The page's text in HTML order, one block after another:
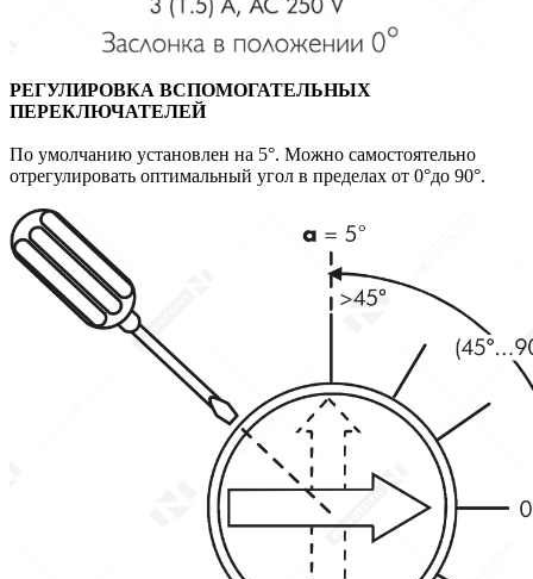
РЕГУЛИРОВКА ВСПОМОГАТЕЛЬНЫХ
ПЕРЕКЛЮЧАТЕЛЕЙ
По умолчанию установлен на 5°. Можно самостоятельно
отрегулировать оптимальный угол в пределах от 0°до 90°.